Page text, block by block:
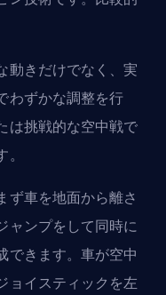
動きだけでなく、実
わずかな調整を行
は挑戦的な空中戦で
ず車を地面から離さ
ャンプをして同時に
できます。車が空中
ョイスティックを左